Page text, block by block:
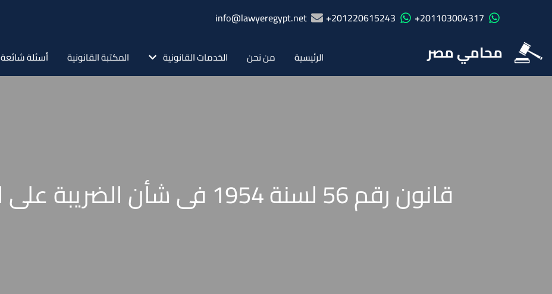
201103004317+
201220615243+
info@lawyeregypt.net
محامي مصر الرئيسية من نحن الخدمات القانونية المكتبة القانونية أسئلة شائعة
قانون رقم 56 لسنة 1954 فى شأن الضريبة على العقارات المبنية